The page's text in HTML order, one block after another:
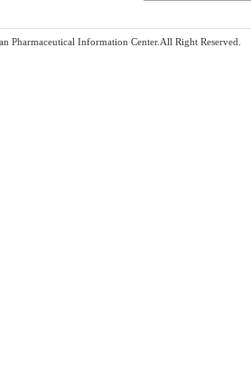
Pharmaceutical Information Center.All Right Reserved.